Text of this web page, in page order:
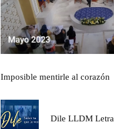
Imposible mentirle al corazón
Dile LLDM Letra